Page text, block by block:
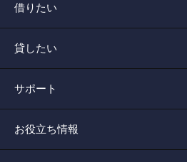
借りたい
貸したい
サポート
お役立ち情報